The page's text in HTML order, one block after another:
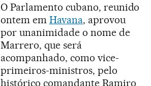
O Parlamento cubano, reunido
ontem em Havana, aprovou
por unanimidade o nome de
Marrero, que será
acompanhado, como vice-
primeiros-ministros, pelo
histórico comandante Ramiro